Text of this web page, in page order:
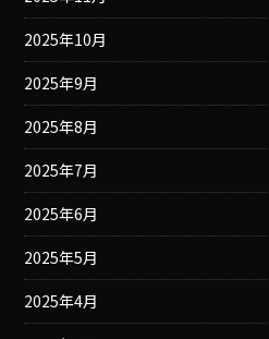
2025年10月
2025年9月
2025年8月
2025年7月
2025年6月
2025年5月
2025年4月